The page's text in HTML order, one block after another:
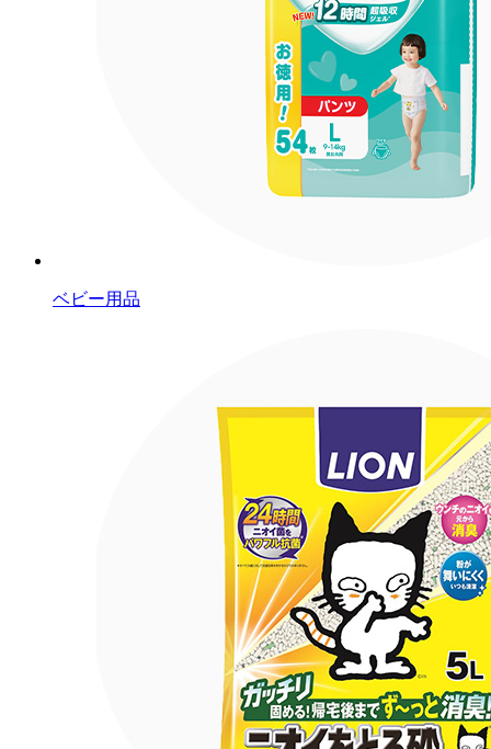
ベビー用品